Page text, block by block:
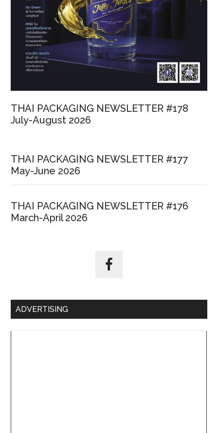
THAI PACKAGING NEWSLETTER #178
July-August 2026
THAI PACKAGING NEWSLETTER #177
May-June 2026
THAI PACKAGING NEWSLETTER #176
March-April 2026
ADVERTISING